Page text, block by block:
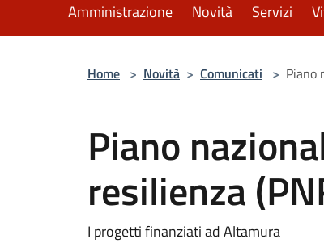
Amministrazione Novità Servizi
Home > Novità > Comunicati > Piano
Piano
resilienza
I progetti finanziati ad Altamura